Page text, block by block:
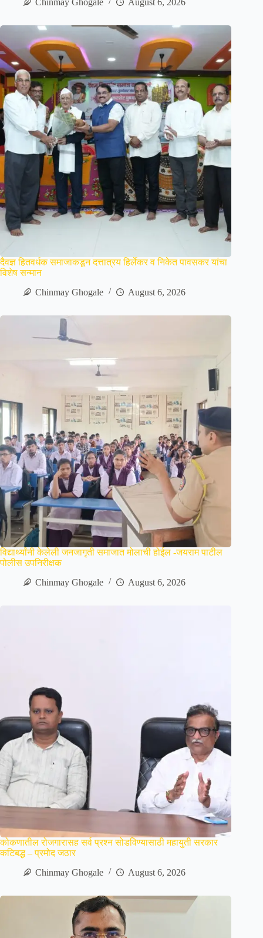
दैवज्ञ हितवर्धक समाजाकडून दत्तात्रय हिर्लेकर व निकेत पावसकर यांचा
विशेष सन्मान
Chinmay Ghogale
August 6, 2026
विद्यार्थ्यांनी केलेली जनजागृती समाजात मोलाची होईल -जयराम पाटील
पोलीस उपनिरीक्षक
Chinmay Ghogale
August 6, 2026
कोकणातील रोजगारासह सर्व प्रश्न सोडविण्यासाठी महायुती सरकार
कटिबद्ध – प्रमोद जठार
Chinmay Ghogale
August 6, 2026